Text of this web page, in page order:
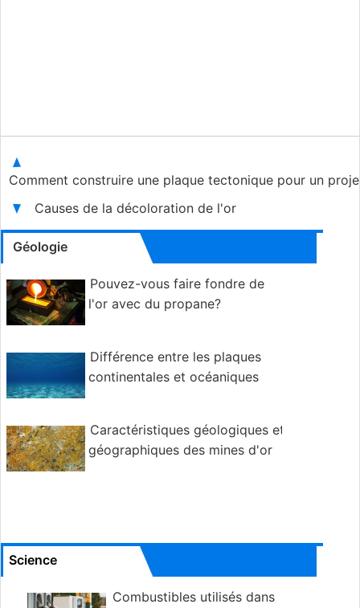
Comment construire une plaque tectonique pour un
Causes de la décoloration de l'or
Géologie
Pouvez-vous faire fondre de
l'or avec du propane?
Différence entre les plaques
continentales et océaniques
Caractéristiques géologiques et
géographiques des mines d'or
Science
Combustibles utilisés dans